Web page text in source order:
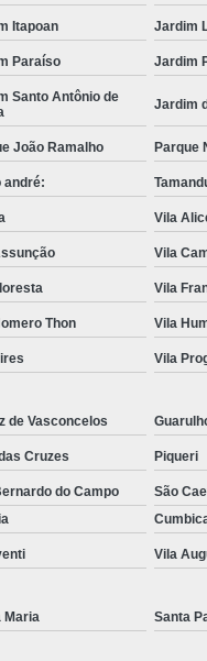
Munck para Locação e
Munck
de Caminhão Munck
Munck em Sp
com Munck para
Munck para
Caminhão
Prancha com Munck para
Munck
Locações de
Munck para Locação
Muncks
Munck para Remoção de
Itapoan Jardim
Paraíso Jardim
Santo Antônio de
Jardim
João Ramalho Parque
andré:
Vila
Vila
Vila
Thon Vila
Vila
de Vasconcelos
Cruzes Piqueri
do Campo São
Vila
Maria Santa